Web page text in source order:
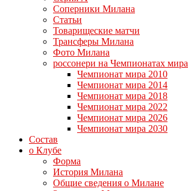
Соперники Милана
Статьи
Товарищеские матчи
Трансферы Милана
Фото Милана
россонери на Чемпионатах мира
Чемпионат мира 2010
Чемпионат мира 2014
Чемпионат мира 2018
Чемпионат мира 2022
Чемпионат мира 2026
Чемпионат мира 2030
Состав
о Клубе
Форма
История Милана
Общие сведения о Милане